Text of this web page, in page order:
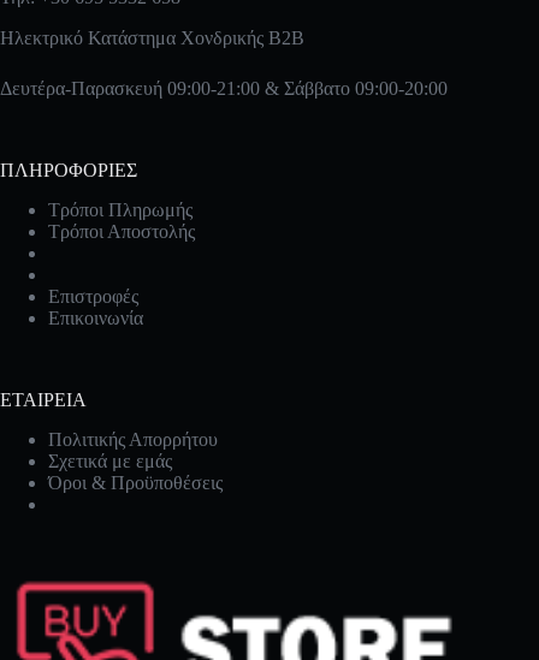
Ηλεκτρικό Κατάστημα Χονδρικής B2B
Δευτέρα-Παρασκευή 09:00-21:00 & Σάββατο 09:00-20:00
ΠΛΗΡΟΦΟΡΙΕΣ
Τρόποι Πληρωμής
Τρόποι Αποστολής
Επιστροφές
Επικοινωνία
ΕΤΑΙΡΕΙΑ
Πολιτικής Απορρήτου
Σχετικά με εμάς
Όροι & Προϋποθέσεις